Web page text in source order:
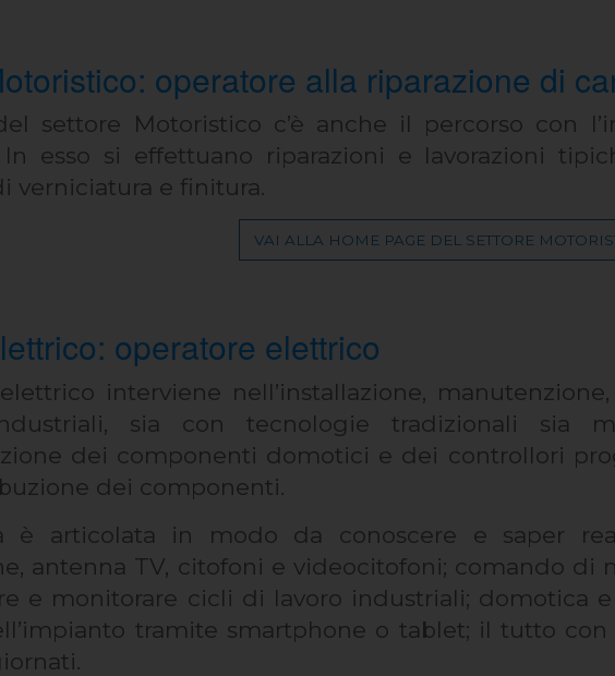
operatore alla riparazione di
settore Motoristico c’è anche il percorso con
In esso si effettuano riparazioni e lavorazioni
verniciatura e finitura.
VAI ALLA HOME PAGE DEL SETTORE
operatore elettrico
elettrico interviene nell’installazione,
sia con tecnologie tradizionali sia
dei componenti domotici e dei controllori
dei componenti.
è articolata in modo da conoscere e saper
antenna TV, citofoni e videocitofoni; comando di
e monitorare cicli di lavoro industriali; domotica
tramite smartphone o tablet; il tutto